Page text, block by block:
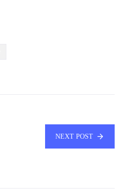
NEXT POST